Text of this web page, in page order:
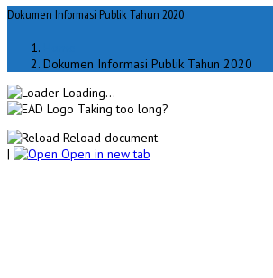
Dokumen Informasi Publik Tahun 2020
Dokumen Informasi Publik Tahun 2020
Loading...
Taking too long?
Reload document
|
Open in new tab